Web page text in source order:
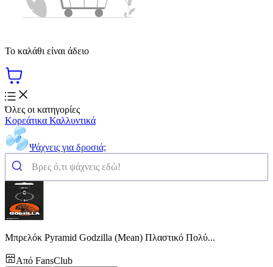
Το καλάθι είναι άδειο
Όλες οι κατηγορίες
Κορεάτικα Καλλυντικά
Ψάχνεις για δροσιά;
Μπρελόκ Pyramid Godzilla (Mean) Πλαστικό Πολύ...
Από FansClub